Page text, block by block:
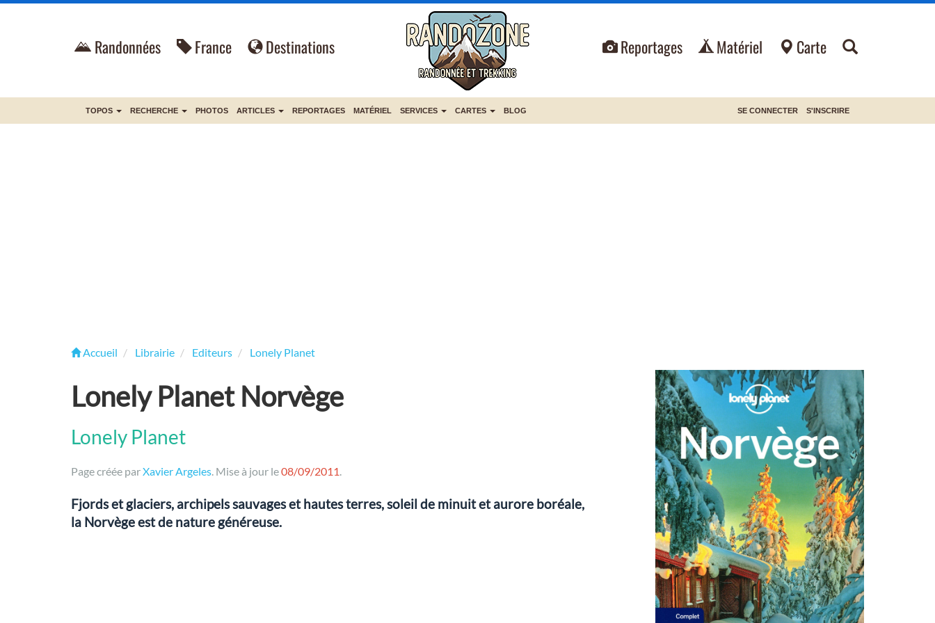
Randonnées France Destinations Reportages Matériel Carte
TOPOS RECHERCHE PHOTOS ARTICLES REPORTAGES MATÉRIEL SERVICES CARTES BLOG SE CONNECTER S'INSCRIRE
Accueil Librairie Editeurs Lonely Planet
Lonely Planet Norvège
Lonely Planet
Page créée parXavier Argeles. Mise à jour le08/09/2011.
Fjords et glaciers, archipels sauvages et hautes terres, soleil de minuit et aurore boréale,
la Norvège est de nature généreuse.